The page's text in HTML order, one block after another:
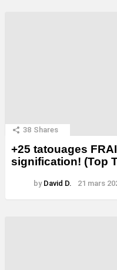
38 Shares
+25 tatouages
signification! (Top
by David D. 21 mars